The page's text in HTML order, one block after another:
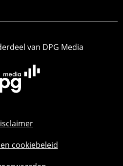
van DPG Media
cookiebeleid